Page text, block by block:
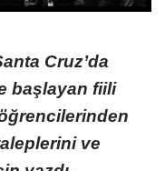
Cruz’da
başlayan fiili
ve